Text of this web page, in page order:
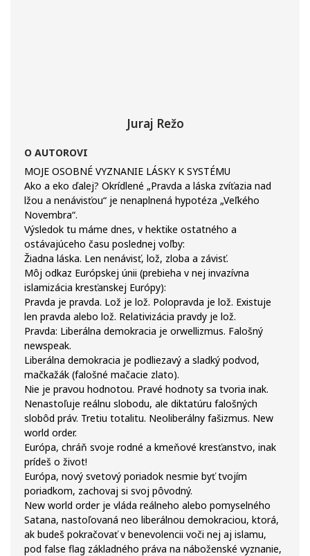
Juraj Režo
O AUTOROVI
MOJE OSOBNÉ VYZNANIE LÁSKY K SYSTÉMU
Ako a eko ďalej? Okrídlené „Pravda a láska zvíťazia nad
lžou a nenávisťou“ je nenaplnená hypotéza „Veľkého
Novembra“.
Výsledok tu máme dnes, v hektike ostatného a
ostávajúceho času poslednej voľby:
Žiadna láska. Len nenávisť, lož, zloba a závisť.
Môj odkaz Európskej únii (prebieha v nej invazívna
islamizácia kresťanskej Európy):
Pravda je pravda. Lož je lož. Polopravda je lož. Existuje
len pravda alebo lož. Relativizácia pravdy je lož.
Pravda: Liberálna demokracia je orwellizmus. Falošný
newspeak.
Liberálna demokracia je podliezavý a sladký podvod,
mačkažák (falošné mačacie zlato).
Nie je pravou hodnotou. Pravé hodnoty sa tvoria inak.
Nenastoľuje reálnu slobodu, ale diktatúru falošných
slobôd práv. Tretiu totalitu. Neoliberálny fašizmus. New
world order.
Európa, chráň svoje rodné a kmeňové kresťanstvo, inak
prídeš o život!
Európa, nový svetový poriadok nesmie byť tvojím
poriadkom, zachovaj si svoj pôvodný.
New world order je vláda reálneho alebo pomyselného
Satana, nastoľovaná neo liberálnou demokraciou, ktorá,
ak budeš pokračovať v benevolencii voči nej aj islamu,
pod false flag základného práva na náboženské vyznanie,